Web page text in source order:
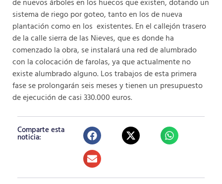
de nuevos árboles en los huecos que existen, dotando un
sistema de riego por goteo, tanto en los de nueva
plantación como en los existentes. En el callejón trasero
de la calle sierra de las Nieves, que es donde ha
comenzado la obra, se instalará una red de alumbrado
con la colocación de farolas, ya que actualmente no
existe alumbrado alguno. Los trabajos de esta primera
fase se prolongarán seis meses y tienen un presupuesto
de ejecución de casi 330.000 euros.
Comparte esta
noticia: